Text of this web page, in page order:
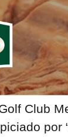
Club
por